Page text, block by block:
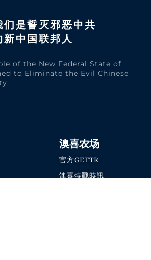
们是誓灭邪恶中共
新中国联邦人​
of the New Federal State of
to Eliminate the Evil Chinese
澳喜农场
官方GETTR
澳喜特戰時訊